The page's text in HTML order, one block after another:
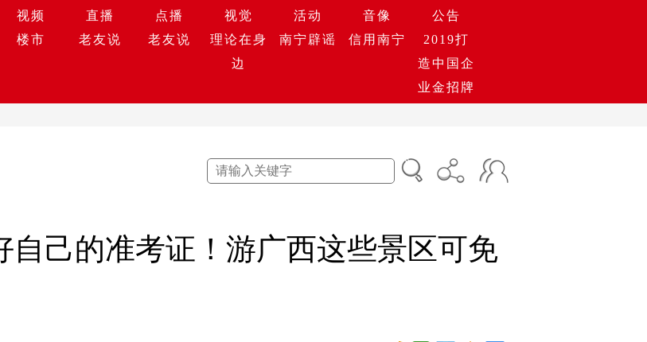
视频 直播 点播 视觉 活动 音像
公告
楼市 老友说 老友说
理论在身
边
南宁辟谣 信用南宁
2019打
造中国企
业金招牌
自己的准考证！游广西这些景区可免